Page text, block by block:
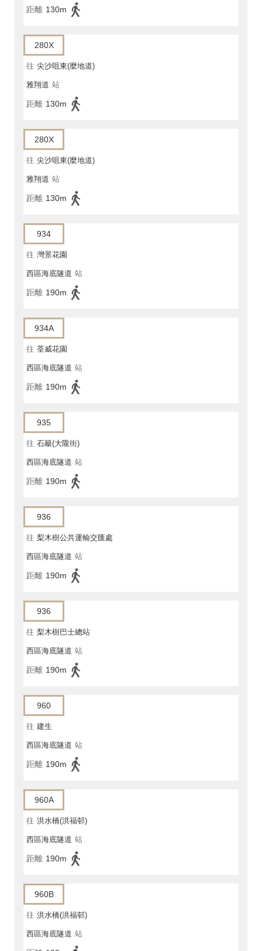
距離 130m
280X
往 尖沙咀東(麼地道)
雅翔道 站
距離 130m
280X
往 尖沙咀東(麼地道)
雅翔道 站
距離 130m
934
往 灣景花園
西區海底隧道 站
距離 190m
934A
往 荃威花園
西區海底隧道 站
距離 190m
935
往 石籬(大隴街)
西區海底隧道 站
距離 190m
936
往 梨木樹公共運輸交匯處
西區海底隧道 站
距離 190m
936
往 梨木樹巴士總站
西區海底隧道 站
距離 190m
960
往 建生
西區海底隧道 站
距離 190m
960A
往 洪水橋(洪福邨)
西區海底隧道 站
距離 190m
960B
往 洪水橋(洪福邨)
西區海底隧道 站